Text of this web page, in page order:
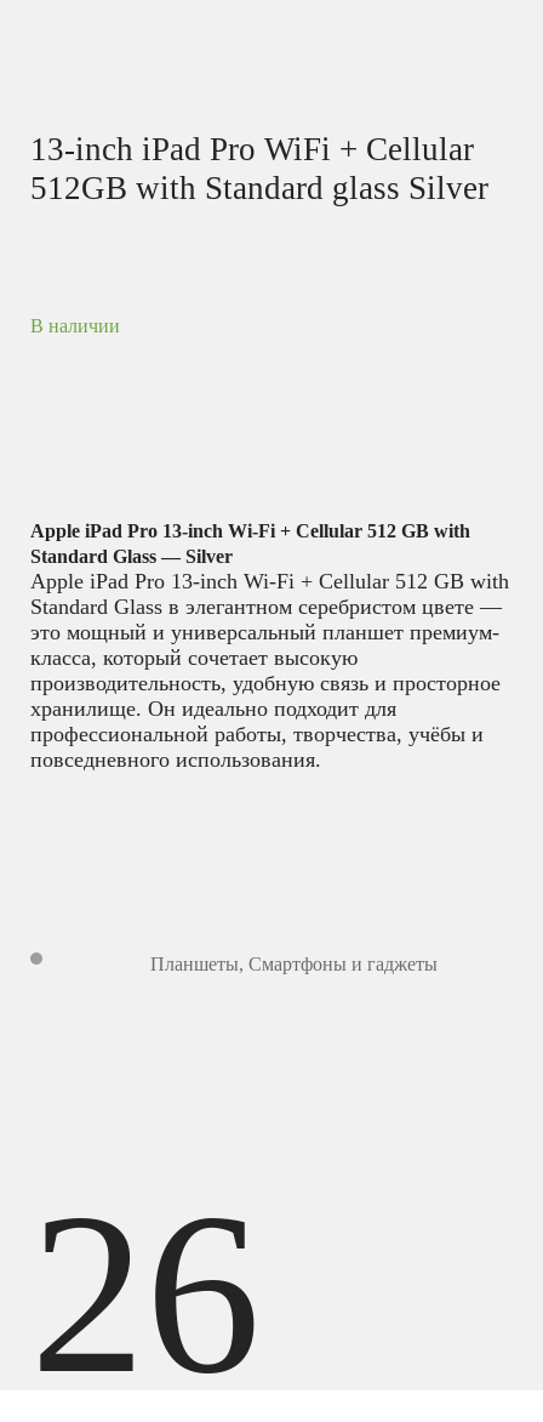
13-inch iPad Pro WiFi + Cellular
512GB with Standard glass Silver
В наличии
Apple iPad Pro 13-inch Wi-Fi + Cellular 512 GB with
Standard Glass — Silver
Apple iPad Pro 13-inch Wi-Fi + Cellular 512 GB with
Standard Glass в элегантном серебристом цвете —
это мощный и универсальный планшет премиум-
класса, который сочетает высокую
производительность, удобную связь и просторное
хранилище. Он идеально подходит для
профессиональной работы, творчества, учёбы и
повседневного использования.
Планшеты, Смартфоны и гаджеты
26